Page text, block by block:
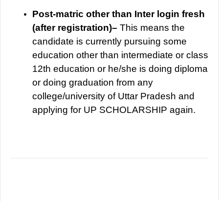
Post-matric other than Inter login fresh
(after registration)– This means the
candidate is currently pursuing some
education other than intermediate or class
12th education or he/she is doing diploma
or doing graduation from any
college/university of Uttar Pradesh and
applying for UP SCHOLARSHIP again.